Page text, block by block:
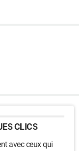
CLICS
avec ceux qui